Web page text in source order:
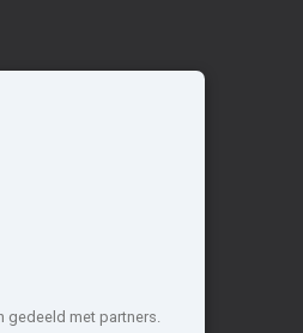
gedeeld met partners.